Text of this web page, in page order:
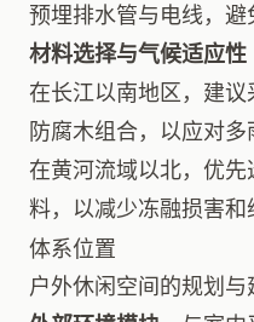
预埋排水管与电线，避
材料选择与气候适应性
在长江以南地区，建
防腐木组合，以应对多
在黄河流域以北，优
料，以减少冻融损害和
体系位置
户外休闲空间的规划